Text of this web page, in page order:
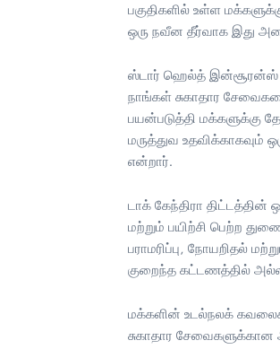
பகுதிகளில் உள்ள
ஒரு நவீன தீர்வாக இது
ஸ்டார் ஹெல்த் இன்சூரன்ஸ்
நாங்கள் சுகாதார
பயன்படுத்தி மக்களுக்கு
மருத்துவ உதவிக்காகவும்
என்றார்.
டாக் கேந்திரா
மற்றும் பயிற்சி பெற்ற
பராமரிப்பு, நோயறிதல்
குறைந்த கட்டணத்தில்
மக்களின் உடல்நலக்
சுகாதார சேவைகளுக்கான